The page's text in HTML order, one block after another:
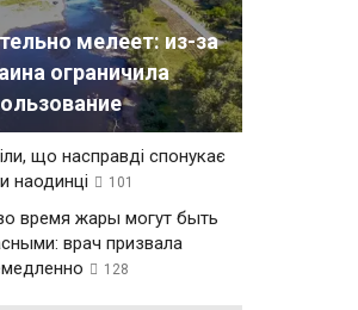
мелеет: из-за
ограничила
що насправді спонукає
наодинці
101
время жары могут быть
врач призвала
128